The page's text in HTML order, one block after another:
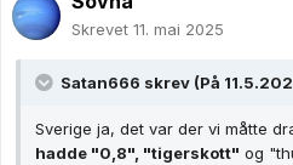
Skrevet 11. mai 2025
Satan666 skrev (På
Sverige ja, det var der vi måtte
hadde "0,8", "tigerskott" og